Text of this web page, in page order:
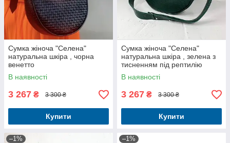
Сумка жіноча "Селена"
натуральна шкіра , чорна
венетто
В наявності
3 267 ₴ 3 300 ₴
Купити
Сумка жіноча "Селена"
натуральна шкіра , зелена з
тисненням під рептилію
В наявності
3 267 ₴ 3 300 ₴
Купити
–1% –1%